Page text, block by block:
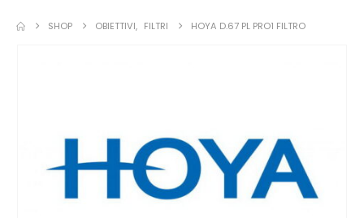
SHOP OBIETTIVI, FILTRI HOYA D.67 PL PRO1 FILTRO